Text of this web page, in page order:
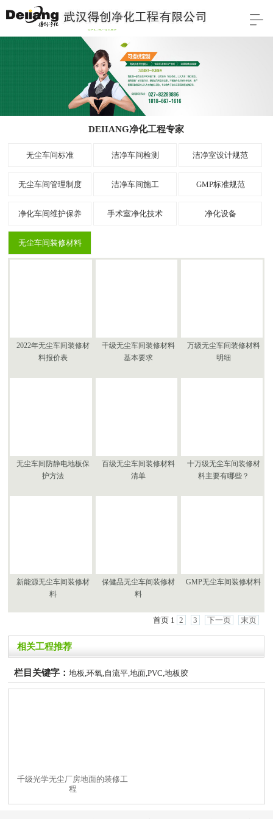
DEIIANG净化工程专家
无尘车间标准 洁净车间检测 洁净室设计规范
无尘车间管理制度 洁净车间施工 GMP标准规范
净化车间维护保养 手术室净化技术 净化设备
无尘车间装修材料
2022年无尘车间装修材
料报价表
千级无尘车间装修材料
基本要求
万级无尘车间装修材料
明细
无尘车间防静电地板保
护方法
百级无尘车间装修材料
清单
十万级无尘车间装修材
料主要有哪些？
新能源无尘车间装修材
料
保健品无尘车间装修材
料
GMP无尘车间装修材料
首页 1 2 3 下一页 末页
相关工程推荐
栏目关键字：地板,环氧,自流平,地面,PVC,地板胶
千级光学无尘厂房地面的装修工
程